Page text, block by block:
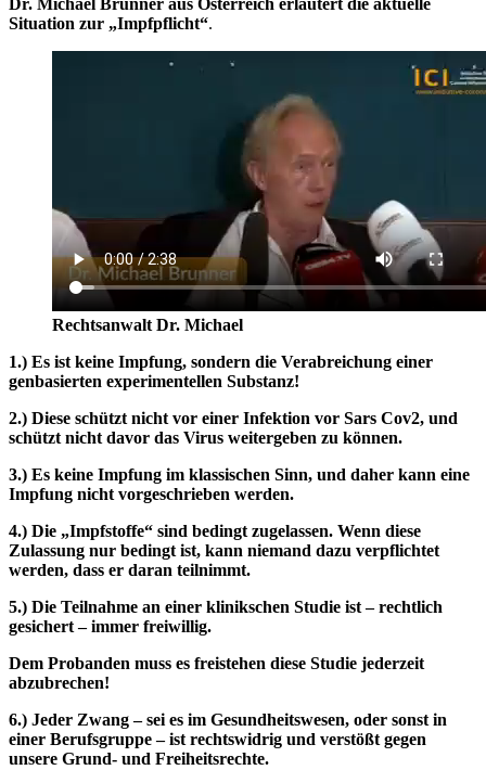
Dr. Michael Brunner aus Österreich erläutert die aktuelle
Situation zur „Impfpflicht“.
Rechtsanwalt Dr. Michael
1.) Es ist keine Impfung, sondern die Verabreichung einer
genbasierten experimentellen Substanz!
2.) Diese schützt nicht vor einer Infektion vor Sars Cov2, und
schützt nicht davor das Virus weitergeben zu können.
3.) Es keine Impfung im klassischen Sinn, und daher kann eine
Impfung nicht vorgeschrieben werden.
4.) Die „Impfstoffe“ sind bedingt zugelassen. Wenn diese
Zulassung nur bedingt ist, kann niemand dazu verpflichtet
werden, dass er daran teilnimmt.
5.) Die Teilnahme an einer klinikschen Studie ist – rechtlich
gesichert – immer freiwillig.
Dem Probanden muss es freistehen diese Studie jederzeit
abzubrechen!
6.) Jeder Zwang – sei es im Gesundheitswesen, oder sonst in
einer Berufsgruppe – ist rechtswidrig und verstößt gegen
unsere Grund- und Freiheitsrechte.